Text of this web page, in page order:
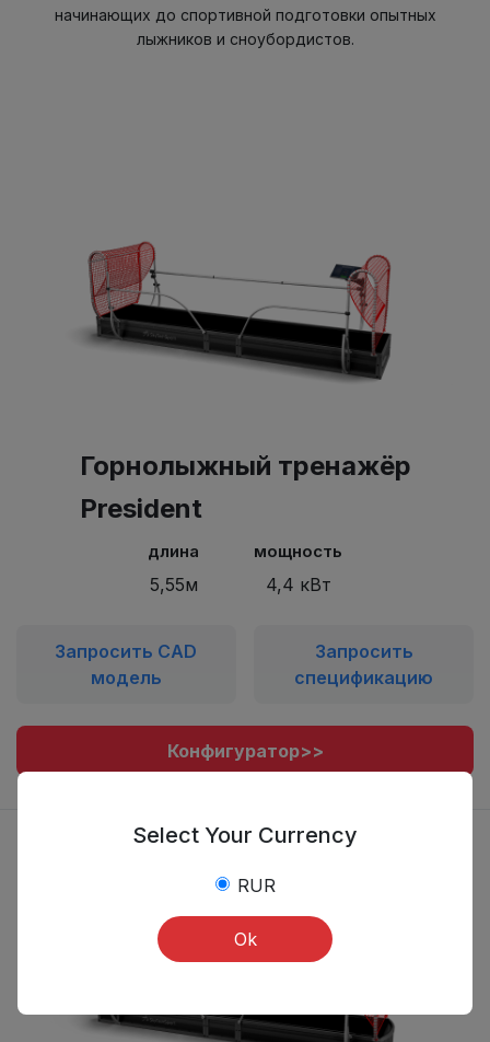
начинающих до спортивной подготовки опытных
лыжников и сноубордистов.
Горнолыжный тренажёр
President
длина
5,55м
мощность
4,4 кВт
Запросить CAD
модель
Запросить
спецификацию
Конфигуратор>>
Select Your Currency
RUR
Ok